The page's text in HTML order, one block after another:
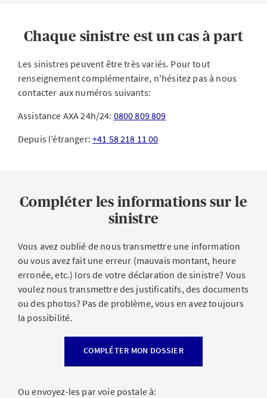
Chaque sinistre est un cas à part
Les sinistres peuvent être très variés. Pour tout
renseignement complémentaire, n'hésitez pas à nous
contacter aux numéros suivants:
Assistance AXA 24h/24: 0800 809 809
Depuis l’étranger:+41 58 218 11 00
Compléter les informations sur le
sinistre
Vous avez oublié de nous transmettre une information
ou vous avez fait une erreur (mauvais montant, heure
erronée, etc.) lors de votre déclaration de sinistre? Vous
voulez nous transmettre des justificatifs, des documents
ou des photos? Pas de problème, vous en avez toujours
la possibilité.
COMPLÉTER MON DOSSIER
Ou envoyez-les par voie postale à: